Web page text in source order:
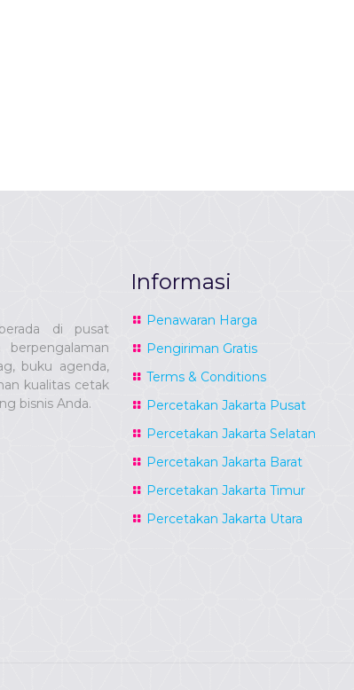
di pusat
buku agenda,
kualitas cetak
bisnis Anda.
Informasi
Penawaran Harga
Pengiriman Gratis
Terms & Conditions
Percetakan Jakarta Pusat
Percetakan Jakarta Selatan
Percetakan Jakarta Barat
Percetakan Jakarta Timur
Percetakan Jakarta Utara